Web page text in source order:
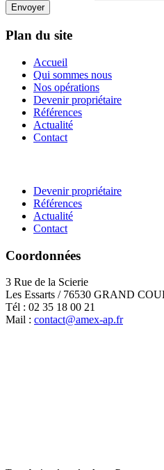
Envoyer
Plan du site
Accueil
Qui sommes nous
Nos opérations
Devenir propriétaire
Références
Actualité
Contact
Devenir propriétaire
Références
Actualité
Contact
Coordonnées
3 Rue de la Scierie
Les Essarts / 76530 GRAND
Tél : 02 35 18 00 21
Mail : contact@amex-ap.fr